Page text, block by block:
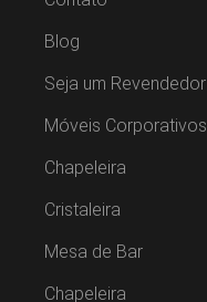
Blog
Seja um Revendedor
Móveis Corporativos
Chapeleira
Cristaleira
Mesa de Bar
Chapeleira